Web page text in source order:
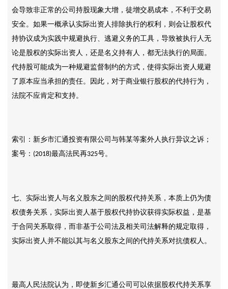
会导致非正常的公司持股现象大增，徒增交易成本，不利于交易
安全。如果一概承认实际出资人排除执行的权利，则会让股权代
持协议成为实践中规避执行、逃避义务的工具，导致被执行人无
论是股权的实际出资人，还是名义持有人，都无法执行的局面。
代持股可能成为一种规避监督制约的方式，使得实际出资人规避
了原本应当承担的责任。因此，对于商业银行股权的代持行为，
法院不应肯定和支持。
索引：新乡市汇通投资有限公司与韩某等案外人执行异议之诉；
案号： (2018)最高法民再325号。
七、实际出资人与名义股东之间的股权代持关系，本质上仍为债
权债务关系，实际出资人基于股权代持协议获得实际权益，是基
于合同关系取得，而非基于公司法及相关司法解释的规定取得，
实际出资人并不能以其与名义股东之间的代持关系对抗债权人。
最高人民法院认为，即使新乡汇通公司可以依据股权代持关系享